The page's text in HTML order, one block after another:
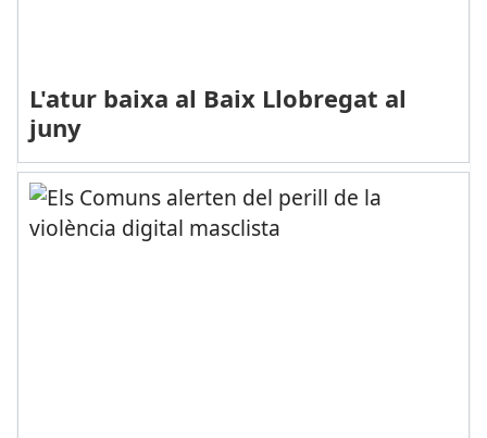
L'atur baixa al Baix Llobregat al
juny